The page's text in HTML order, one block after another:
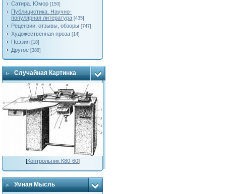
Сатира. Юмор [150]
Публицистика. Научно-
популярная литература [435]
Рецензии, отзывы, обзоры [747]
Художественная проза [14]
Поэзия [18]
Другое [388]
Случайная Картинка
[Контрольник К80-60]
Умная Мысль